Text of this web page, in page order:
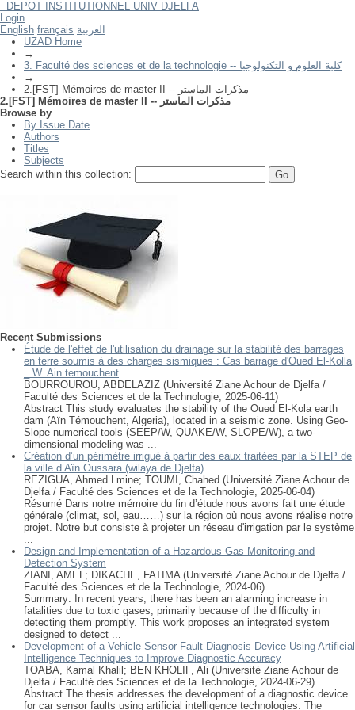
DEPOT INSTITUTIONNEL UNIV DJELFA
Login
English français العربية
UZAD Home
→
3. Faculté des sciences et de la technologie -- كلية العلوم و التكنولوجيا
→
2.[FST] Mémoires de master II -- مذكرات الماستر
2.[FST] Mémoires de master II -- مذكرات الماستر
Browse by
By Issue Date
Authors
Titles
Subjects
Search within this collection:
Recent Submissions
Étude de l'effet de l'utilisation du drainage sur la stabilité des barrages
en terre soumis à des charges sismiques : Cas barrage d'Oued El-Kolla
_ W. Ain temouchent
BOURROUROU, ABDELAZIZ (Université Ziane Achour de Djelfa /
Faculté des Sciences et de la Technologie, 2025-06-11)
Abstract This study evaluates the stability of the Oued El-Kola earth
dam (Aïn Témouchent, Algeria), located in a seismic zone. Using Geo-
Slope numerical tools (SEEP/W, QUAKE/W, SLOPE/W), a two-
dimensional modeling was ...
Création d’un périmètre irrigué à partir des eaux traitées par la STEP de
la ville d’Aïn Oussara (wilaya de Djelfa)
REZIGUA, Ahmed Lmine; TOUMI, Chahed (Université Ziane Achour de
Djelfa / Faculté des Sciences et de la Technologie, 2025-06-04)
Résumé Dans notre mémoire du fin d’étude nous avons fait une étude
générale (climat, sol, eau……) sur la région où nous avons réalise notre
projet. Notre but consiste à projeter un réseau d'irrigation par le système
...
Design and Implementation of a Hazardous Gas Monitoring and
Detection System
ZIANI, AMEL; DIKACHE, FATIMA (Université Ziane Achour de Djelfa /
Faculté des Sciences et de la Technologie, 2024-06)
Summary: In recent years, there has been an alarming increase in
fatalities due to toxic gases, primarily because of the difficulty in
detecting them promptly. This work proposes an integrated system
designed to detect ...
Development of a Vehicle Sensor Fault Diagnosis Device Using Artificial
Intelligence Techniques to Improve Diagnostic Accuracy
TOABA, Kamal Khalil ; BEN KHOLIF, Ali (Université Ziane Achour de
Djelfa / Faculté des Sciences et de la Technologie, 2024-06-29)
Abstract The thesis addresses the development of a diagnostic device
for car sensor faults using artificial intelligence technologies. The